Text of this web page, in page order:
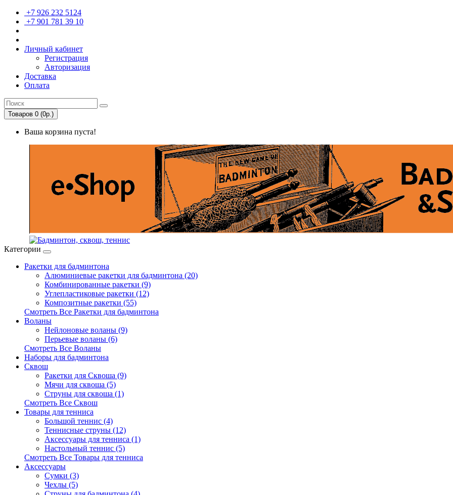
+7 926 232 5124
+7 901 781 39 10
Личный кабинет
Регистрация
Авторизация
Доставка
Оплата
Товаров 0 (0р.)
Ваша корзина пуста!
Категории
Ракетки для бадминтона
Алюминиевые ракетки для бадминтона (20)
Комбинированные ракетки (9)
Углепластиковые ракетки (12)
Композитные ракетки (55)
Смотреть Все Ракетки для бадминтона
Воланы
Нейлоновые воланы (9)
Перьевые воланы (6)
Смотреть Все Воланы
Наборы для бадминтона
Сквош
Ракетки для Сквоша (9)
Мячи для сквоша (5)
Cтруны для сквоша (1)
Смотреть Все Сквош
Товары для тенниса
Большой теннис (4)
Теннисные струны (12)
Аксессуары для тенниса (1)
Настольный теннис (5)
Смотреть Все Товары для тенниса
Аксессуары
Сумки (3)
Чехлы (5)